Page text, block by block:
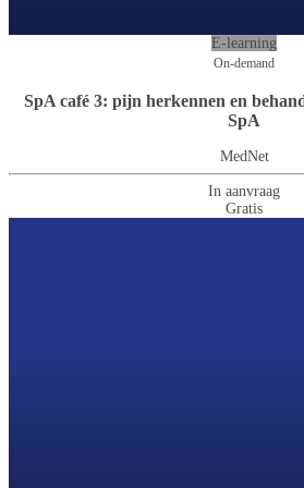
E-learning
On-demand
SpA café 3: pijn herkennen en
SpA
MedNet
In aanvraag
Gratis